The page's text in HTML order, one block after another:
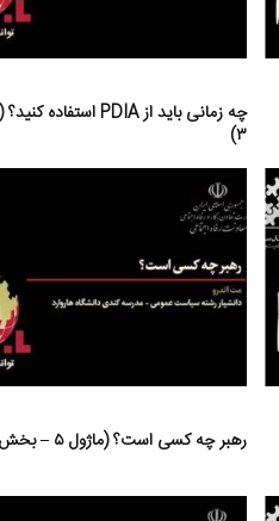
۳)
رهبر چه کسی است؟ (ماژول ۵ – بخش ۱)